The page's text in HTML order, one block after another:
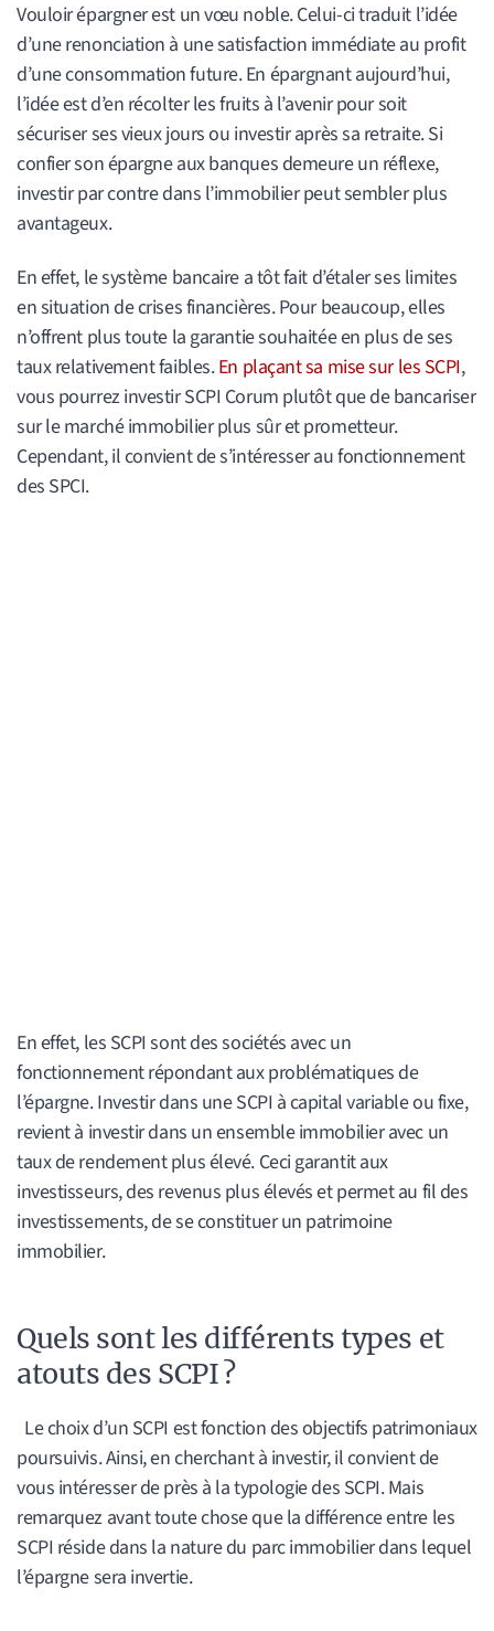
Vouloir épargner est un vœu noble. Celui-ci traduit l’idée
d’une renonciation à une satisfaction immédiate au profit
d’une consommation future. En épargnant aujourd’hui,
l’idée est d’en récolter les fruits à l’avenir pour soit
sécuriser ses vieux jours ou investir après sa retraite. Si
confier son épargne aux banques demeure un réflexe,
investir par contre dans l’immobilier peut sembler plus
avantageux.
En effet, le système bancaire a tôt fait d’étaler ses limites
en situation de crises financières. Pour beaucoup, elles
n’offrent plus toute la garantie souhaitée en plus de ses
taux relativement faibles.En plaçant sa mise sur les SCPI,
vous pourrez investir SCPI Corum plutôt que de bancariser
sur le marché immobilier plus sûr et prometteur.
Cependant, il convient de s’intéresser au fonctionnement
des SPCI.
En effet, les SCPI sont des sociétés avec un
fonctionnement répondant aux problématiques de
l’épargne. Investir dans une SCPI à capital variable ou fixe,
revient à investir dans un ensemble immobilier avec un
taux de rendement plus élevé. Ceci garantit aux
investisseurs, des revenus plus élevés et permet au fil des
investissements, de se constituer un patrimoine
immobilier.
Quels sont les différents types et
atouts des SCPI ?
Le choix d’un SCPI est fonction des objectifs patrimoniaux
poursuivis. Ainsi, en cherchant à investir, il convient de
vous intéresser de près à la typologie des SCPI. Mais
remarquez avant toute chose que la différence entre les
SCPI réside dans la nature du parc immobilier dans lequel
l’épargne sera invertie.